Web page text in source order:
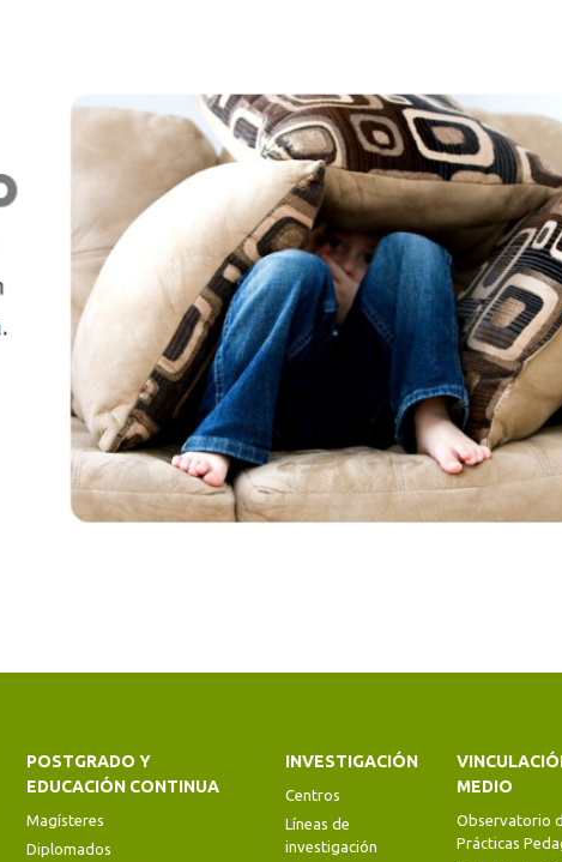
POSTGRADO Y
EDUCACIÓN CONTINUA
Magísteres
Diplomados
INVESTIGACIÓN
Centros
Líneas de
investigación
MEDIO
Observatorio
Prácticas